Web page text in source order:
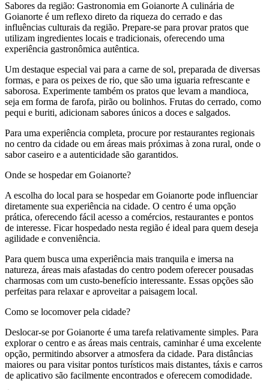
Sabores da região: Gastronomia em Goianorte A culinária de
Goianorte é um reflexo direto da riqueza do cerrado e das
influências culturais da região. Prepare-se para provar pratos que
utilizam ingredientes locais e tradicionais, oferecendo uma
experiência gastronômica autêntica.
Um destaque especial vai para a carne de sol, preparada de diversas
formas, e para os peixes de rio, que são uma iguaria refrescante e
saborosa. Experimente também os pratos que levam a mandioca,
seja em forma de farofa, pirão ou bolinhos. Frutas do cerrado, como
pequi e buriti, adicionam sabores únicos a doces e salgados.
Para uma experiência completa, procure por restaurantes regionais
no centro da cidade ou em áreas mais próximas à zona rural, onde o
sabor caseiro e a autenticidade são garantidos.
Onde se hospedar em Goianorte?
A escolha do local para se hospedar em Goianorte pode influenciar
diretamente sua experiência na cidade. O centro é uma opção
prática, oferecendo fácil acesso a comércios, restaurantes e pontos
de interesse. Ficar hospedado nesta região é ideal para quem deseja
agilidade e conveniência.
Para quem busca uma experiência mais tranquila e imersa na
natureza, áreas mais afastadas do centro podem oferecer pousadas
charmosas com um custo-benefício interessante. Essas opções são
perfeitas para relaxar e aproveitar a paisagem local.
Como se locomover pela cidade?
Deslocar-se por Goianorte é uma tarefa relativamente simples. Para
explorar o centro e as áreas mais centrais, caminhar é uma excelente
opção, permitindo absorver a atmosfera da cidade. Para distâncias
maiores ou para visitar pontos turísticos mais distantes, táxis e carros
de aplicativo são facilmente encontrados e oferecem comodidade.